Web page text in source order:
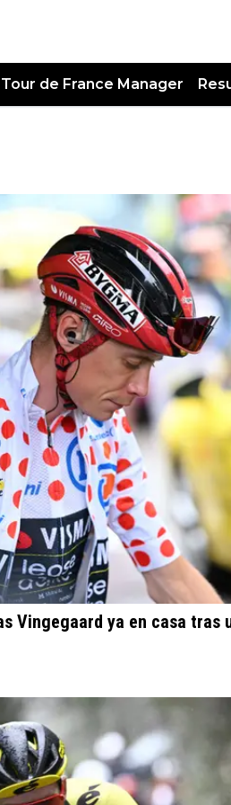
Tour de France Manager
Vingegaard ya en casa tras